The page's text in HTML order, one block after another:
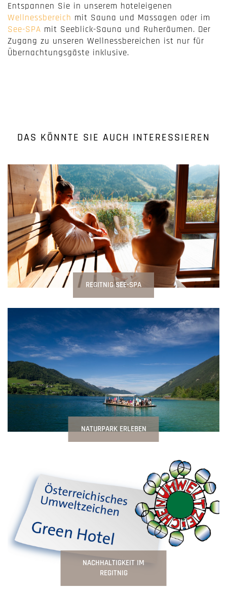
Entspannen Sie in unserem hoteleigenen
Wellnessbereich mit Sauna und Massagen oder im
See-SPA mit Seeblick-Sauna und Ruheräumen. Der
Zugang zu unseren Wellnessbereichen ist nur für
Übernachtungsgäste inklusive.
DAS KÖNNTE SIE AUCH INTERESSIEREN
REGITNIG SEE-SPA
NATURPARK ERLEBEN
NACHHALTIGKEIT IM
REGITNIG